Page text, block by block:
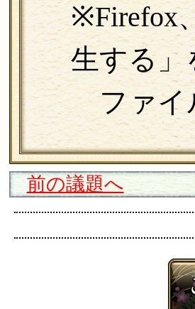
※Firefox
生する
ファイ
前の議題へ